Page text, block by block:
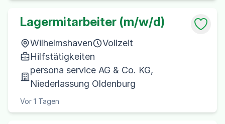
Lagermitarbeiter (m/w/d)
Wilhelmshaven
Vollzeit
Hilfstätigkeiten
persona service AG & Co. KG,
Niederlassung Oldenburg
Vor 1 Tagen